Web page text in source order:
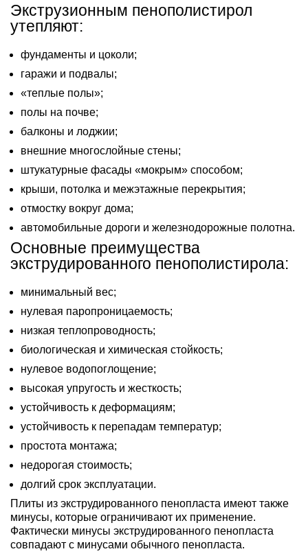
Экструзионным пенополистирол
утепляют:
фундаменты и цоколи;
гаражи и подвалы;
«теплые полы»;
полы на почве;
балконы и лоджии;
внешние многослойные стены;
штукатурные фасады «мокрым» способом;
крыши, потолка и межэтажные перекрытия;
отмостку вокруг дома;
автомобильные дороги и железнодорожные полотна.
Основные преимущества
экструдированного пенополистирола:
минимальный вес;
нулевая паропроницаемость;
низкая теплопроводность;
биологическая и химическая стойкость;
нулевое водопоглощение;
высокая упругость и жесткость;
устойчивость к деформациям;
устойчивость к перепадам температур;
простота монтажа;
недорогая стоимость;
долгий срок эксплуатации.
Плиты из экструдированного пенопласта имеют также
минусы, которые ограничивают их применение.
Фактически минусы экструдированного пенопласта
совпадают с минусами обычного пенопласта.